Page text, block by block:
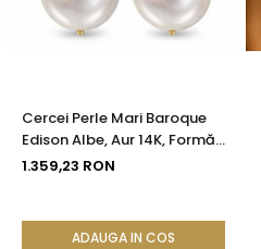
Cercei Perle Mari Baroque
Edison Albe, Aur 14K, Formă
Organică | KASKADDA®
1.359,23 RON
ADAUGA IN COS